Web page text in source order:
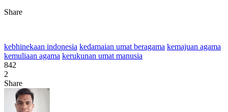
Share
kebhinekaan indonesia kedamaian umat beragama kemajuan agama
kemuliaan agama kerukunan umat manusia
842
2
Share